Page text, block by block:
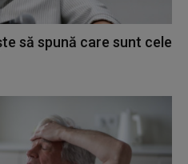
să spună care sunt cele